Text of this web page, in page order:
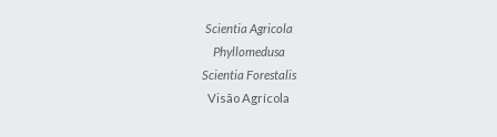
Scientia Agricola
Phyllomedusa
Scientia Forestalis
Visão Agrícola